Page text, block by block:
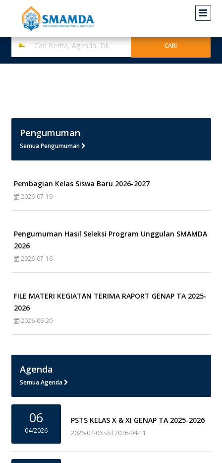
Pengumuman
Semua Pengumuman
Pembagian Kelas Siswa Baru 2026-2027
2026-07-19
Pengumuman Hasil Seleksi Program Unggulan SMAMDA
2026
2026-07-16
FILE MATERI KEGIATAN TERIMA RAPORT GENAP TA 2025-
2026
2026-06-20
Agenda
Semua Agenda
06
04/2026
PSTS KELAS X & XI GENAP TA 2025-2026
2026-04-06 s/d 2026-04-11